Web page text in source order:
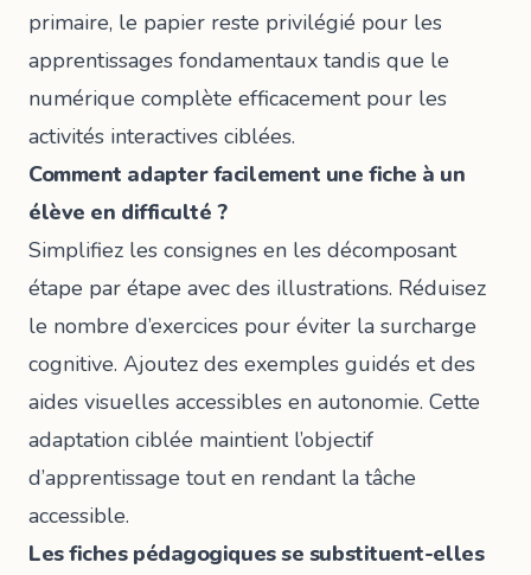
primaire, le papier reste privilégié pour les
apprentissages fondamentaux tandis que le
numérique complète efficacement pour les
activités interactives ciblées.
Comment adapter facilement une fiche à un
élève en difficulté ?
Simplifiez les consignes en les décomposant
étape par étape avec des illustrations. Réduisez
le nombre d’exercices pour éviter la surcharge
cognitive. Ajoutez des exemples guidés et des
aides visuelles accessibles en autonomie. Cette
adaptation ciblée maintient l’objectif
d’apprentissage tout en rendant la tâche
accessible.
Les fiches pédagogiques se substituent-elles